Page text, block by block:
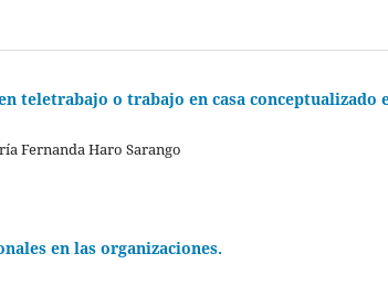
teletrabajo o trabajo en casa conceptualizado
Fernanda Haro Sarango
en las organizaciones.